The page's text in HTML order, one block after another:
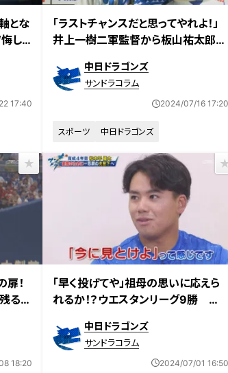
とな
しさ
17:40
「ラストチャンスだと思ってやれよ！」
井上一樹二軍監督から板山祐太郎へ
中日ドラゴンズ
サンドラコラム
2024/07/16 17:20
スポーツ 中日ドラゴンズ
！
る課
18:20
「早く投げてや」祖母の思いに応えら
れるか！？ウエスタンリーグ9勝 竜
中日ドラゴンズ
サンドラコラム
2024/07/01 16:50